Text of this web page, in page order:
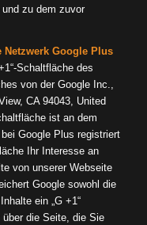
zu dem zuvor
Netzwerk Google Plus
Schaltfläche des
von der Google Inc.,
CA 94043, United
ist an dem
Google Plus registriert
Ihr Interesse an
von unserer Webseite
Google sowohl die
ein „G +1“
die Seite, die Sie